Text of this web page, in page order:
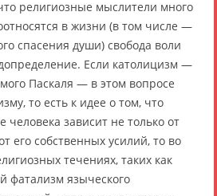
религиозные мыслители много
в жизни (в том числе —
спасения души) свобода воли
Если католицизм —
Паскаля — в этом вопросе
то есть к идее о том, что
человека зависит не только от
его собственных усилий, то во
течениях, таких как
фатализм языческого